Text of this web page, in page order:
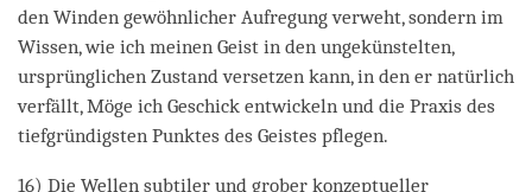
den Winden gewöhnlicher Aufregung verweht, sondern im
Wissen, wie ich meinen Geist in den ungekünstelten,
ursprünglichen Zustand versetzen kann, in den er natürlich
verfällt, Möge ich Geschick entwickeln und die Praxis des
tiefgründigsten Punktes des Geistes pflegen.
16) Die Wellen subtiler und grober konzeptueller